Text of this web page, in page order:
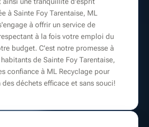
à Sainte Foy Tarentaise, ML
à offrir un service de
à la fois votre emploi du
budget. C'est notre promesse à
de Sainte Foy Tarentaise,
confiance à ML Recyclage pour
des déchets efficace et sans souci!